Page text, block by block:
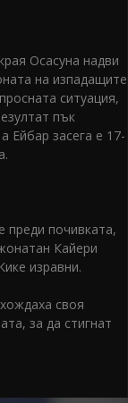
Осасуна надви
на изпадащите
ситуация,
пък
Ейбар засега е 17-
преди почивката,
Кайери
изравни.
своя
за да стигнат